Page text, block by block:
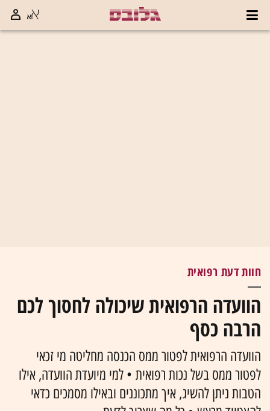
חוות דעת רפואית
הוועדה הרפואית שיכולה לחסוך לכם
הרבה כסף
הוועדה הרפואית לפטור ממס הכנסה מחליטה מי זכאי
לפטור ממס בשל נכות רפואית • למי מיועדת הוועדה, אילו
הטבות ניתן להשיג, איך מתכוננים ובאילו מסמכים כדאי